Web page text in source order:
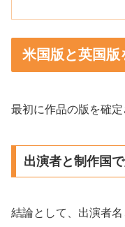
米国版と英国版
最初に作品の版を確
出演者と制作国
結論として、出演者